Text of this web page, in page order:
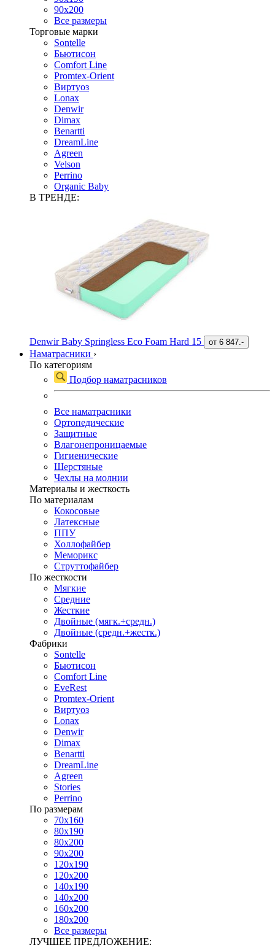
90х200
Все размеры
Торговые марки
Sontelle
Бьютисон
Comfort Line
Promtex-Orient
Виртуоз
Lonax
Denwir
Dimax
Benartti
DreamLine
Agreen
Velson
Perrino
Organic Baby
В ТРЕНДЕ:
Denwir Baby Springless Eco Foam Hard 15 от 6 847.-
Наматрасники ›
По категориям
Подбор наматрасников
Все наматрасники
Ортопедические
Защитные
Влагонепроницаемые
Гигиенические
Шерстяные
Чехлы на молнии
Материалы и жесткость
По материалам
Кокосовые
Латексные
ППУ
Холлофайбер
Меморикс
Струттофайбер
По жесткости
Мягкие
Средние
Жесткие
Двойные (мягк.+средн.)
Двойные (средн.+жестк.)
Фабрики
Sontelle
Бьютисон
Comfort Line
EveRest
Promtex-Orient
Виртуоз
Lonax
Denwir
Dimax
Benartti
DreamLine
Agreen
Stories
Perrino
По размерам
70х160
80х190
80х200
90х200
120х190
120х200
140х190
140х200
160х200
180х200
Все размеры
ЛУЧШЕЕ ПРЕДЛОЖЕНИЕ: